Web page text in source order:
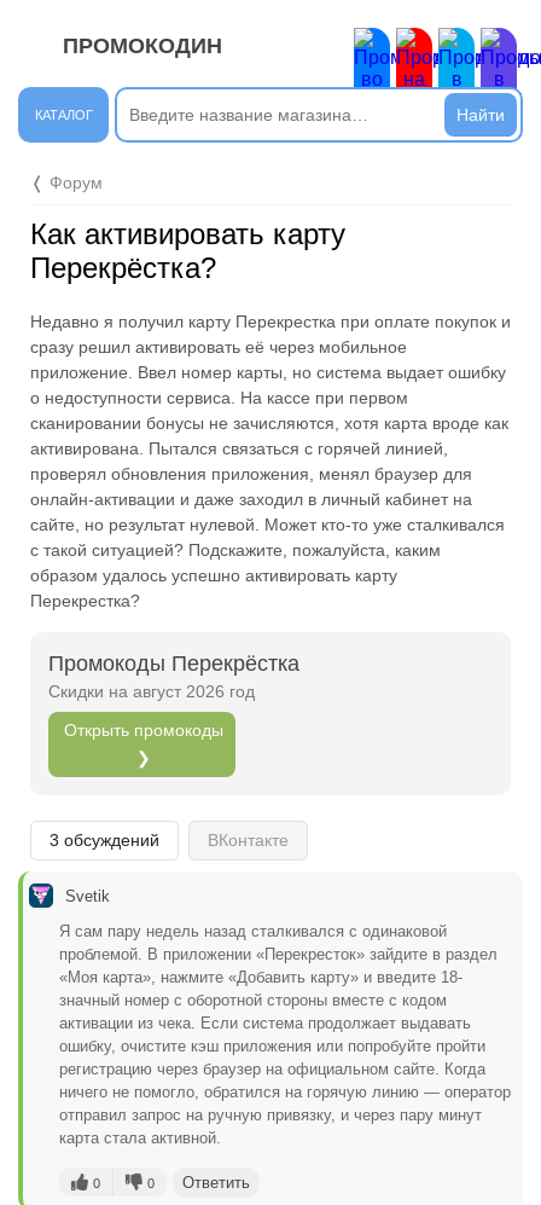
ПРОМОКОДИН
КАТАЛОГ
❬ Форум
Как активировать карту
Перекрёстка?
Недавно я получил карту Перекрестка при оплате покупок и
сразу решил активировать её через мобильное
приложение. Ввел номер карты, но система выдает ошибку
о недоступности сервиса. На кассе при первом
сканировании бонусы не зачисляются, хотя карта вроде как
активирована. Пытался связаться с горячей линией,
проверял обновления приложения, менял браузер для
онлайн-активации и даже заходил в личный кабинет на
сайте, но результат нулевой. Может кто-то уже сталкивался
с такой ситуацией? Подскажите, пожалуйста, каким
образом удалось успешно активировать карту
Перекрестка?
Промокоды Перекрёстка
Скидки на август 2026 год
Открыть промокоды
❯
3 обсуждений ВКонтакте
Svetik
Я сам пару недель назад сталкивался с одинаковой
проблемой. В приложении «Перекресток» зайдите в раздел
«Моя карта», нажмите «Добавить карту» и введите 18-
значный номер с оборотной стороны вместе с кодом
активации из чека. Если система продолжает выдавать
ошибку, очистите кэш приложения или попробуйте пройти
регистрацию через браузер на официальном сайте. Когда
ничего не помогло, обратился на горячую линию — оператор
отправил запрос на ручную привязку, и через пару минут
карта стала активной.
0 0 Ответить
Новые сообщения ЗАКРЫТЬ
найдёте интересные новости.
Открыть полностью
Подпишись на наш ТГ-канал и получай свежие акции и
промокоды каждый день!
Открыть полностью
Напиши комментарий и получи 50 рублей. Уже есть те,
кто пополнили баланс своего мобильного телефона.
Проверяй акции, делай видео-обзор и зарабатывайт
от 1000 рублей за одно видел.
Открыть полностью
Можешь предложить свои промокоды для публикации.